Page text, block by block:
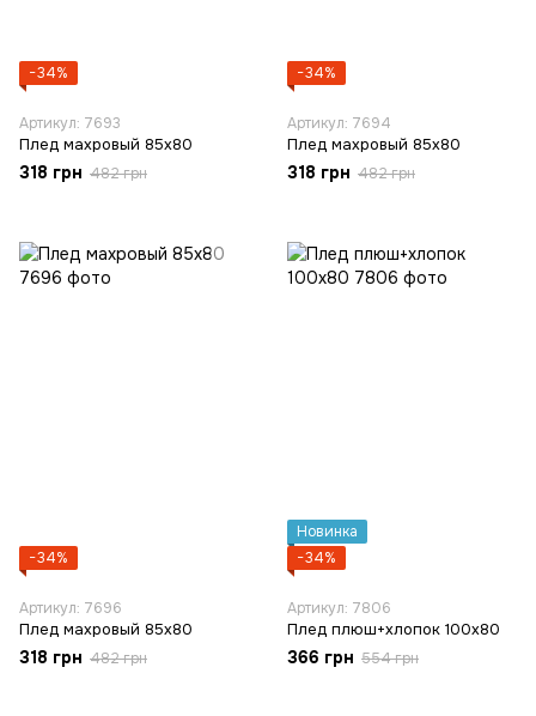
−34%
Артикул: 7693
Плед махровый 85х80
318 грн 482 грн
−34%
Артикул: 7694
Плед махровый 85х80
318 грн 482 грн
−34%
Артикул: 7696
Плед махровый 85х80
318 грн 482 грн
Новинка
−34%
Артикул: 7806
Плед плюш+хлопок 100х80
366 грн 554 грн